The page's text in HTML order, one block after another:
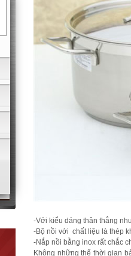
-Với kiểu dáng thân thẳng
-Bộ nồi với chất liệu là thép
-Nắp nồi bằng inox rất chắc
Không những thế thời gian